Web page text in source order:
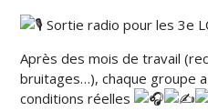
Sortie radio pour les 3e
Après des mois de travail
bruitages…), chaque groupe
conditions réelles